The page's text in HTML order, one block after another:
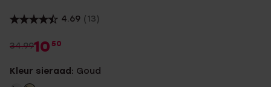
4.69 (13)
34.9910 50
Kleur sieraad: Goud